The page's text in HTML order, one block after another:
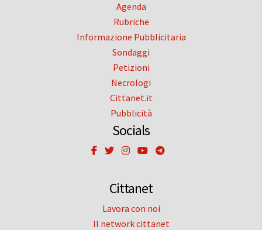
Agenda
Rubriche
Informazione Pubblicitaria
Sondaggi
Petizioni
Necrologi
Cittanet.it
Pubblicità
Socials
Cittanet
Lavora con noi
Il network cittanet